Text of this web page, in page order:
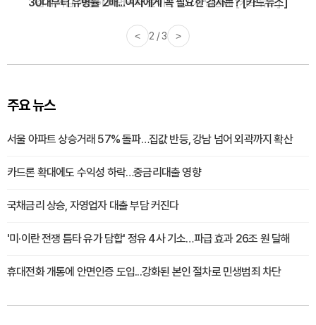
< 3 / 3 >
주요 뉴스
서울 아파트 상승거래 57% 돌파…집값 반등, 강남 넘어 외곽까지 확산
카드론 확대에도 수익성 하락…중금리대출 영향
국채금리 상승, 자영업자 대출 부담 커진다
'미·이란 전쟁 틈타 유가 담합' 정유 4사 기소…파급 효과 26조 원 달해
휴대전화 개통에 안면인증 도입...강화된 본인 절차로 민생범죄 차단